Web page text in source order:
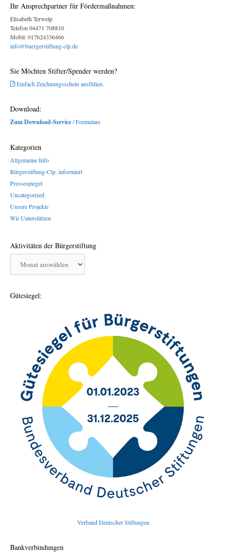
Ihr Ansprechpartner für Fördermaßnahmen:
Elisabeth Terwelp
Telefon 04471 708810
Mobil: 017624336466
info@buergerstiftung-clp.de
Sie Möchten Stifter/Spender werden?
Einfach Zeichnungsschein ausfüllen.
Download:
Zum Download-Service/ Formulare
Kategorien
Allgemeine Info
Bürgerstiftung-Clp. informiert
Pressespiegel
Uncategorized
Unsere Projekte
Wir Unterstützen
Aktivitäten der Bürgerstiftung
Bürgerstiftung
Gütesiegel:
Verband Deutscher Stiftungen
Bankverbindungen